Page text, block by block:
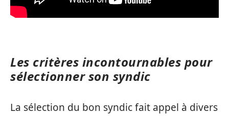
Les critères incontournables pour
sélectionner son syndic
La sélection du bon syndic fait appel à divers